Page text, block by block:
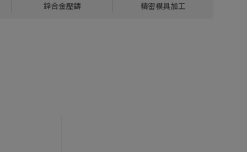
鋅合金壓鑄 精密模具加工